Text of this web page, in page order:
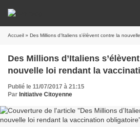
Accueil » Des Millions d’Italiens s’élèvent contre la nouvelle loi
Des Millions d’Italiens
nouvelle loi rendant la
Publié le 11/07/2017 à 21:15
Par Initiative Citoyenne